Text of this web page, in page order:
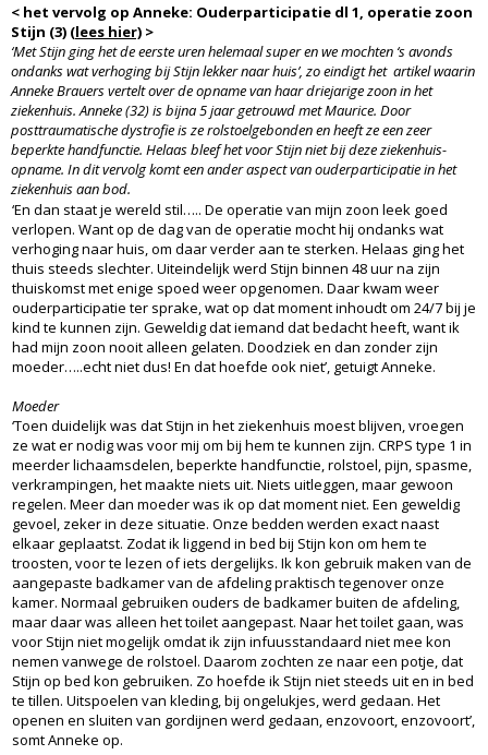
< het vervolg op Anneke: Ouderparticipatie dl 1, operatie zoon
Stijn (3) (lees hier) >
‘Met Stijn ging het de eerste uren helemaal super en we mochten ‘s avonds
ondanks wat verhoging bij Stijn lekker naar huis’, zo eindigt het artikel waarin
Anneke Brauers vertelt over de opname van haar driejarige zoon in het
ziekenhuis. Anneke (32) is bijna 5 jaar getrouwd met Maurice. Door
posttraumatische dystrofie is ze rolstoelgebonden en heeft ze een zeer
beperkte handfunctie. Helaas bleef het voor Stijn niet bij deze ziekenhuis-
opname. In dit vervolg komt een ander aspect van ouderparticipatie in het
ziekenhuis aan bod.
‘En dan staat je wereld stil….. De operatie van mijn zoon leek goed
verlopen. Want op de dag van de operatie mocht hij ondanks wat
verhoging naar huis, om daar verder aan te sterken. Helaas ging het
thuis steeds slechter. Uiteindelijk werd Stijn binnen 48 uur na zijn
thuiskomst met enige spoed weer opgenomen. Daar kwam weer
ouderparticipatie ter sprake, wat op dat moment inhoudt om 24/7 bij je
kind te kunnen zijn. Geweldig dat iemand dat bedacht heeft, want ik
had mijn zoon nooit alleen gelaten. Doodziek en dan zonder zijn
moeder…..echt niet dus! En dat hoefde ook niet’, getuigt Anneke.
Moeder
‘Toen duidelijk was dat Stijn in het ziekenhuis moest blijven, vroegen
ze wat er nodig was voor mij om bij hem te kunnen zijn. CRPS type 1 in
meerder lichaamsdelen, beperkte handfunctie, rolstoel, pijn, spasme,
verkrampingen, het maakte niets uit. Niets uitleggen, maar gewoon
regelen. Meer dan moeder was ik op dat moment niet. Een geweldig
gevoel, zeker in deze situatie. Onze bedden werden exact naast
elkaar geplaatst. Zodat ik liggend in bed bij Stijn kon om hem te
troosten, voor te lezen of iets dergelijks. Ik kon gebruik maken van de
aangepaste badkamer van de afdeling praktisch tegenover onze
kamer. Normaal gebruiken ouders de badkamer buiten de afdeling,
maar daar was alleen het toilet aangepast. Naar het toilet gaan, was
voor Stijn niet mogelijk omdat ik zijn infuusstandaard niet mee kon
nemen vanwege de rolstoel. Daarom zochten ze naar een potje, dat
Stijn op bed kon gebruiken. Zo hoefde ik Stijn niet steeds uit en in bed
te tillen. Uitspoelen van kleding, bij ongelukjes, werd gedaan. Het
openen en sluiten van gordijnen werd gedaan, enzovoort, enzovoort’,
somt Anneke op.